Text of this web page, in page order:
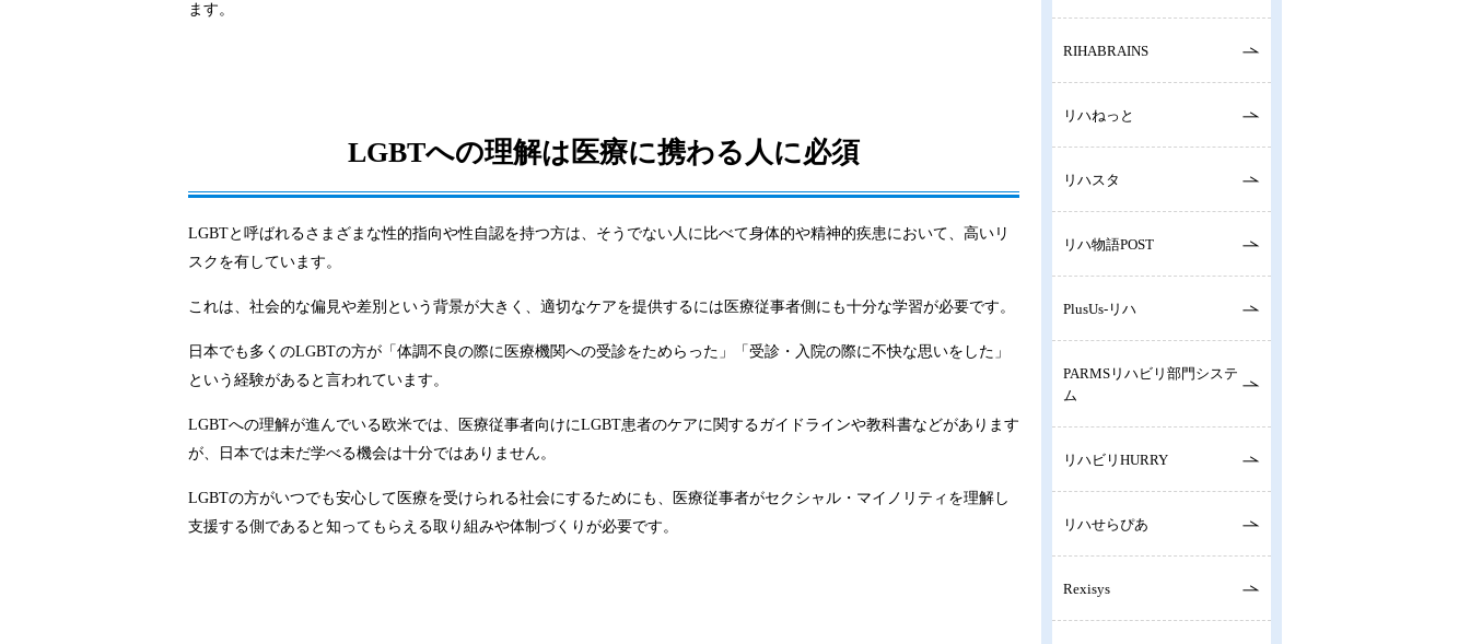
ます。
LGBTへの理解は医療に携わる人に必須
LGBTと呼ばれるさまざまな性的指向や性自認を持つ方は、そうでない人に比べて身体的や精神的疾患において、高いリ
スクを有しています。
これは、社会的な偏見や差別という背景が大きく、適切なケアを提供するには医療従事者側にも十分な学習が必要です。
日本でも多くのLGBTの方が「体調不良の際に医療機関への受診をためらった」「受診・入院の際に不快な思いをした」
という経験があると言われています。
LGBTへの理解が進んでいる欧米では、医療従事者向けにLGBT患者のケアに関するガイドラインや教科書などがあります
が、日本では未だ学べる機会は十分ではありません。
LGBTの方がいつでも安心して医療を受けられる社会にするためにも、医療従事者がセクシャル・マイノリティを理解し
支援する側であると知ってもらえる取り組みや体制づくりが必要です。
RIHABRAINS
リハねっと
リハスタ
リハ物語POST
PlusUs-リハ
PARMSリハビリ部門システ
ム
リハビリHURRY
リハせらぴあ
Rexisys